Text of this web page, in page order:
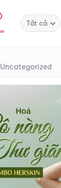
Uncategorized